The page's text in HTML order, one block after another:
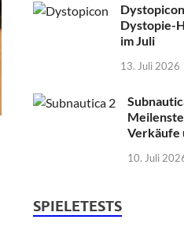
Dystopie-
im Juli
13. Juli 2026
Verkäufe
10. Juli
SPIELETESTS